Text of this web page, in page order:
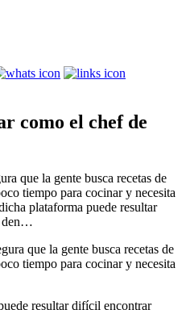
como el chef de
que la gente busca recetas de
tiempo para cocinar y necesita
plataforma puede resultar
den…
que la gente busca recetas de
tiempo para cocinar y necesita
resultar difícil encontrar